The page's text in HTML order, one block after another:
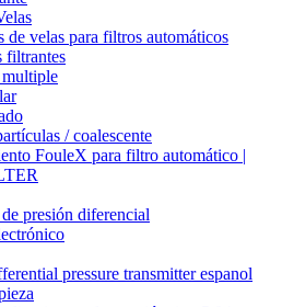
de velas para filtros automáticos
filtrantes
/ coalescente
FouleX para filtro automático |
presión diferencial
pressure transmitter espanol